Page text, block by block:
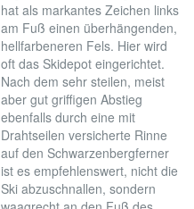
hat als markantes Zeichen links
am Fuß einen überhängenden,
hellfarbeneren Fels. Hier wird
oft das Skidepot eingerichtet.
Nach dem sehr steilen, meist
aber gut griffigen Abstieg
ebenfalls durch eine mit
Drahtseilen versicherte Rinne
auf den Schwarzenbergferner
ist es empfehlenswert, nicht die
Ski abzuschnallen, sondern